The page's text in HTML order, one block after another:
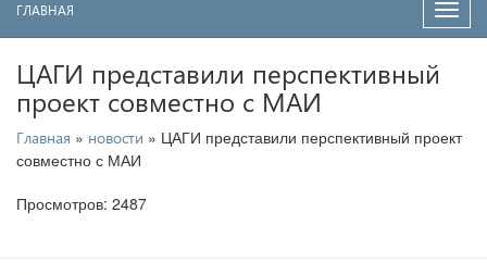
ГЛАВНАЯ
ЦАГИ представили перспективный
проект совместно с МАИ
Главная » новости » ЦАГИ представили перспективный проект
совместно с МАИ
Просмотров: 2487